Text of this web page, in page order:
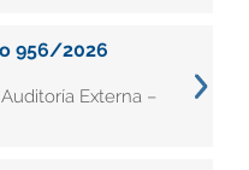
956/2026
Externa –